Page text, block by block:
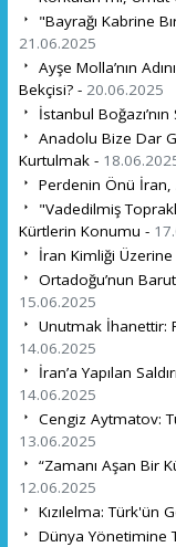
"Bayrağı Kabrine
21.06.2025
Ayşe Molla’nın
Bekçisi? - 20.06.2025
İstanbul
Anadolu Bize Dar
Kurtulmak -
Perdenin Önü İran,
"Vadedilmiş
Kürtlerin Konumu -
İran Kimliği
Ortadoğu’nun Barut
15.06.2025
Unutmak İhanettir:
14.06.2025
İran’a Yapılan
14.06.2025
Cengiz Aytmatov:
13.06.2025
“Zamanı Aşan Bir
12.06.2025
Kızılelma: Türk'ün
Dünya Yönetimine